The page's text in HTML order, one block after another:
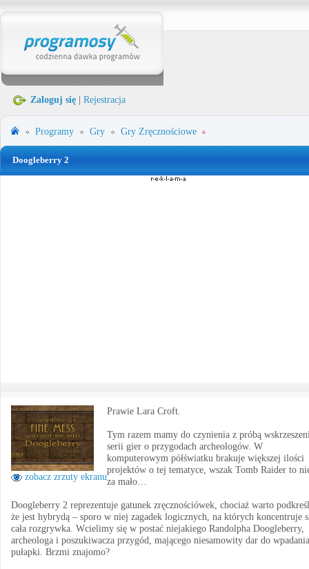
Zaloguj się Rejestracja
Programy Gry Gry Zręcznościowe
Doogleberry 2
zobacz zrzuty ekranu
Prawie Lara Croft.
Tym razem mamy do czynienia z próbą
serii gier o przygodach archeologów. W
komputerowym półświatku brakuje większej ilości
projektów o tej tematyce, wszak Tomb Raider to
za mało…
Doogleberry 2 reprezentuje gatunek zręcznościówek, chociaż warto
że jest hybrydą – sporo w niej zagadek logicznych, na których koncentruje
cała rozgrywka. Wcielimy się w postać niejakiego Randolpha Doogleberry,
archeologa i poszukiwacza przygód, mającego niesamowity dar do
pułapki. Brzmi znajomo?